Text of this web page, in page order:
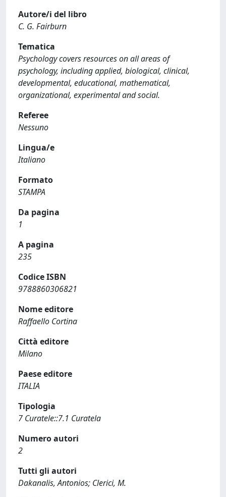
Autore/i del libro
C. G. Fairburn
Tematica
Psychology covers resources on all areas of
psychology, including applied, biological, clinical,
developmental, educational, mathematical,
organizational, experimental and social.
Referee
Nessuno
Lingua/e
Italiano
Formato
STAMPA
Da pagina
1
A pagina
235
Codice ISBN
9788860306821
Nome editore
Raffaello Cortina
Città editore
Milano
Paese editore
ITALIA
Tipologia
7 Curatele::7.1 Curatela
Numero autori
2
Tutti gli autori
Dakanalis, Antonios; Clerici, M.